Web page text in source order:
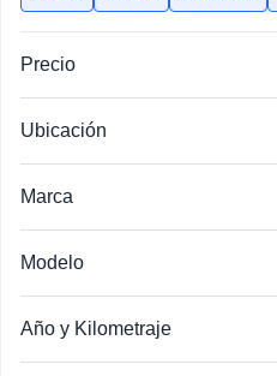
Buscá por marca
Buscá por versión
Buscá por año
Precio
Ubicación
Marca
Modelo
Año y Kilometraje